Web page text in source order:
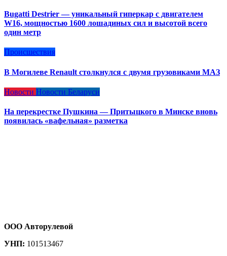
Bugatti Destrier — уникальный гиперкар с двигателем
W16, мощностью 1600 лошадиных сил и высотой всего
один метр
Происшествия
В Могилеве Renault столкнулся с двумя грузовиками МАЗ
Новости Новости Беларуси
На перекрестке Пушкина — Притыцкого в Минске вновь
появилась «вафельная» разметка
ООО Авторулевой
УНП: 101513467